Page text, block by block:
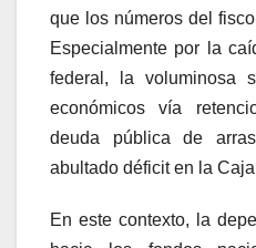
que los números del
Especialmente por la
federal, la voluminosa
económicos vía
deuda pública de
abultado déficit en la
En este contexto, la